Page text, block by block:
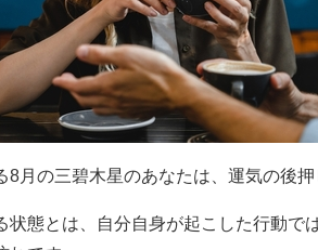
8月の三碧木星のあなたは、運気の後
状態とは、自分自身が起こした行動で